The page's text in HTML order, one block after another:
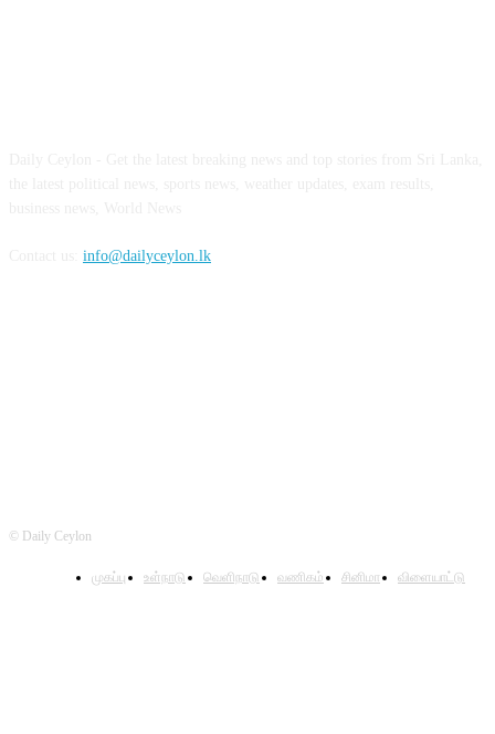
info@dailyceylon.lk
© Daily Ceylon
முகப்பு உள்நாடு வெளிநாடு வணிகம் சினிமா விளையாட்டு